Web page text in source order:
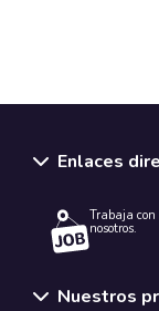
Enlaces
Trabaja con
nosotros.
Nuestros